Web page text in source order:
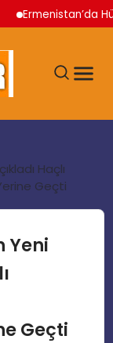
Ermenistan’da
Haçlı
Geçti
Yeni
Geçti